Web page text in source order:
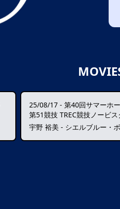
25/08/17 -第40回サマーホ
第51競技 TREC競技ノービス
宇野 裕美 - シエルブルー・